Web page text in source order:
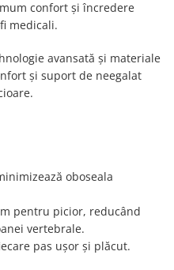
confort și încredere
medicali.
avansată și materiale
și suport de neegalat
oboseala
pentru picior, reducând
vertebrale.
pas ușor și plăcut.